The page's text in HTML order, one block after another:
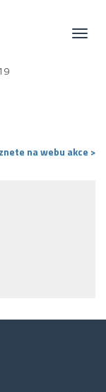
Toggle
na webu akce >